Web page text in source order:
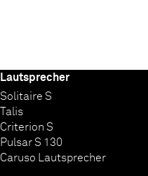
Lautsprecher
Solitaire S
Talis
Criterion S
Pulsar S 130
Caruso Lautsprecher